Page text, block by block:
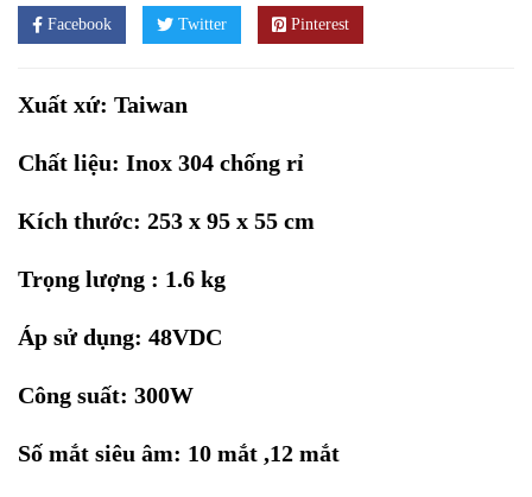
Facebook Twitter Pinterest
Xuất xứ: Taiwan
Chất liệu: Inox 304 chống rỉ
Kích thước: 253 x 95 x 55 cm
Trọng lượng : 1.6 kg
Áp sử dụng: 48VDC
Công suất: 300W
Số mắt siêu âm: 10 mắt ,12 mắt